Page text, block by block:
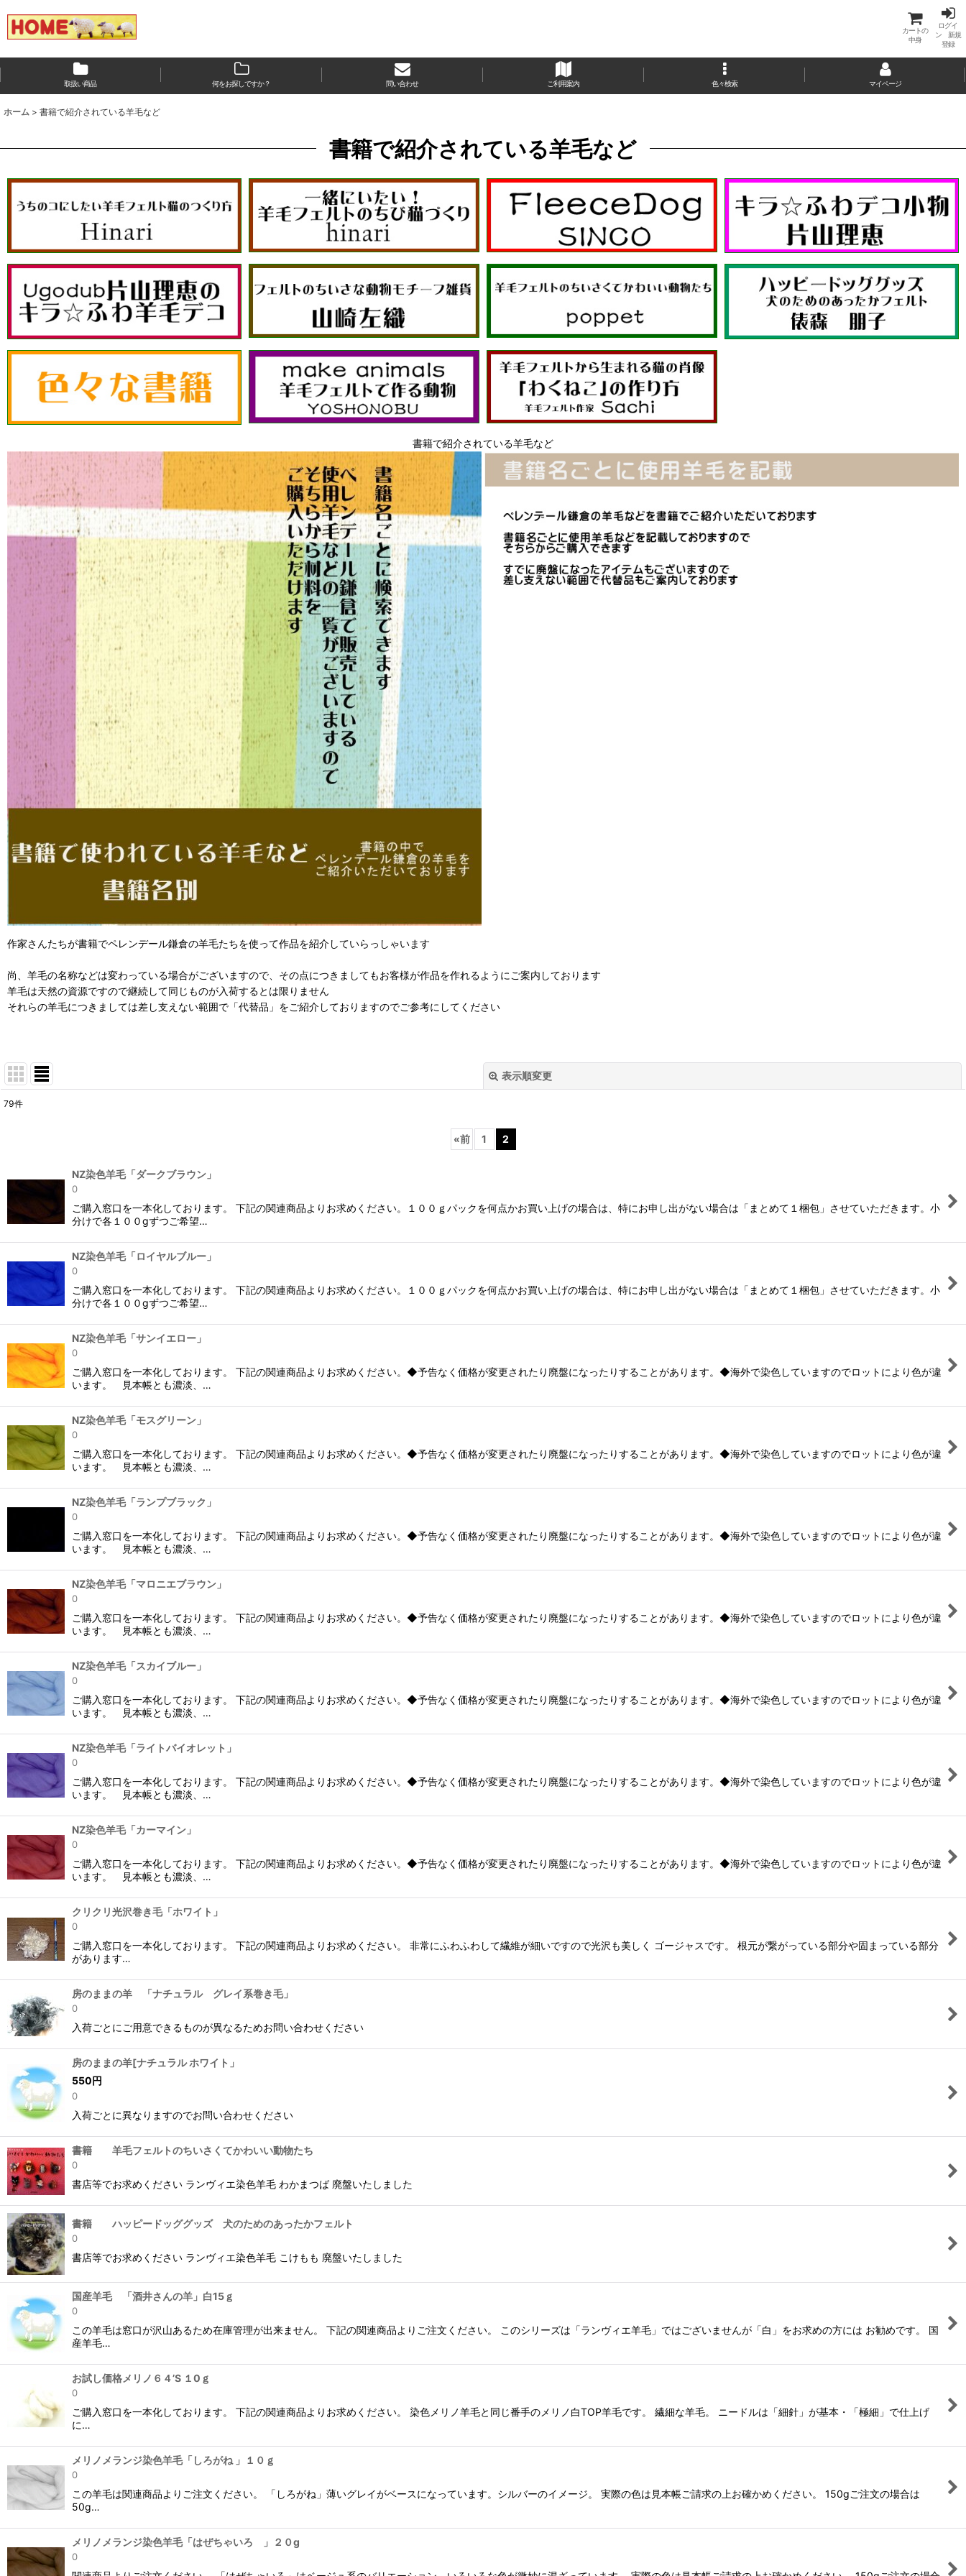
カートの
中身
ログイ
ン 新規
登録
取扱い商品 何をお探しですか？ 問い合わせ ご利用案内 色々検索 マイページ
ホーム > 書籍で紹介されている羊毛など
書籍で紹介されている羊毛など
書籍で紹介されている羊毛など
作家さんたちが書籍でペレンデール鎌倉の羊毛たちを使って作品を紹介していらっしゃいます
尚、羊毛の名称などは変わっている場合がございますので、その点につきましてもお客様が作品を作れるようにご案内しております
羊毛は天然の資源ですので継続して同じものが入荷するとは限りません
それらの羊毛につきましては差し支えない範囲で「代替品」をご紹介しておりますのでご参考にしてください
表示順変更
79件
«前 1 2
NZ染色羊毛「ダークブラウン」
0
ご購入窓口を一本化しております。 下記の関連商品よりお求めください。１００ｇパックを何点かお買い上げの場合は、特にお申し出がない場合は「まとめて１梱包」させていただきます。小
分けで各１００gずつご希望…
NZ染色羊毛「ロイヤルブルー」
0
ご購入窓口を一本化しております。 下記の関連商品よりお求めください。１００ｇパックを何点かお買い上げの場合は、特にお申し出がない場合は「まとめて１梱包」させていただきます。小
分けで各１００gずつご希望…
NZ染色羊毛「サンイエロー」
0
ご購入窓口を一本化しております。 下記の関連商品よりお求めください。◆予告なく価格が変更されたり廃盤になったりすることがあります。◆海外で染色していますのでロットにより色が違
います。 見本帳とも濃淡、…
NZ染色羊毛「モスグリーン」
0
ご購入窓口を一本化しております。 下記の関連商品よりお求めください。◆予告なく価格が変更されたり廃盤になったりすることがあります。◆海外で染色していますのでロットにより色が違
います。 見本帳とも濃淡、…
NZ染色羊毛「ランプブラック」
0
ご購入窓口を一本化しております。 下記の関連商品よりお求めください。◆予告なく価格が変更されたり廃盤になったりすることがあります。◆海外で染色していますのでロットにより色が違
います。 見本帳とも濃淡、…
NZ染色羊毛「マロニエブラウン」
0
ご購入窓口を一本化しております。 下記の関連商品よりお求めください。◆予告なく価格が変更されたり廃盤になったりすることがあります。◆海外で染色していますのでロットにより色が違
います。 見本帳とも濃淡、…
NZ染色羊毛「スカイブルー」
0
ご購入窓口を一本化しております。 下記の関連商品よりお求めください。◆予告なく価格が変更されたり廃盤になったりすることがあります。◆海外で染色していますのでロットにより色が違
います。 見本帳とも濃淡、…
NZ染色羊毛「ライトバイオレット」
0
ご購入窓口を一本化しております。 下記の関連商品よりお求めください。◆予告なく価格が変更されたり廃盤になったりすることがあります。◆海外で染色していますのでロットにより色が違
います。 見本帳とも濃淡、…
NZ染色羊毛「カーマイン」
0
ご購入窓口を一本化しております。 下記の関連商品よりお求めください。◆予告なく価格が変更されたり廃盤になったりすることがあります。◆海外で染色していますのでロットにより色が違
います。 見本帳とも濃淡、…
クリクリ光沢巻き毛「ホワイト」
0
ご購入窓口を一本化しております。 下記の関連商品よりお求めください。 非常にふわふわして繊維が細いですので光沢も美しく ゴージャスです。 根元が繋がっている部分や固まっている部分
があります…
房のままの羊 「ナチュラル グレイ系巻き毛」
0
入荷ごとにご用意できるものが異なるためお問い合わせください
房のままの羊[ナチュラル ホワイト」
550円
0
入荷ごとに異なりますのでお問い合わせください
書籍 羊毛フェルトのちいさくてかわいい動物たち
0
書店等でお求めください ランヴィエ染色羊毛 わかまつば 廃盤いたしました
書籍 ハッピードッググッズ 犬のためのあったかフェルト
0
書店等でお求めください ランヴィエ染色羊毛 こけもも 廃盤いたしました
国産羊毛 「酒井さんの羊」白15ｇ
0
この羊毛は窓口が沢山あるため在庫管理が出来ません。 下記の関連商品よりご注文ください。 このシリーズは「ランヴィエ羊毛」ではございませんが「白」をお求めの方には お勧めです。 国
産羊毛…
お試し価格メリノ６４’S １0ｇ
0
ご購入窓口を一本化しております。 下記の関連商品よりお求めください。 染色メリノ羊毛と同じ番手のメリノ白TOP羊毛です。 繊細な羊毛。 ニードルは「細針」が基本・「極細」で仕上げ
に…
メリノメランジ染色羊毛「しろがね 」１０ｇ
0
この羊毛は関連商品よりご注文ください。 「しろがね」薄いグレイがベースになっています。シルバーのイメージ。 実際の色は見本帳ご請求の上お確かめください。 150gご注文の場合は
50g…
メリノメランジ染色羊毛「はぜちゃいろ 」２０g
0